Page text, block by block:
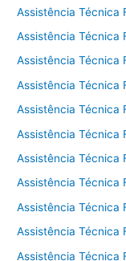
Assistência Técnica
Assistência Técnica
Assistência Técnica
Assistência Técnica
Assistência Técnica
Assistência Técnica
Assistência Técnica
Assistência Técnica
Assistência Técnica
Assistência Técnica
Assistência Técnica